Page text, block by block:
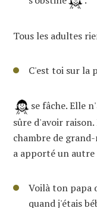
Tous les adultes
C'est toi sur la
se fâche. Elle
sûre d'avoir
chambre de
a apporté un
Voilà ton papa
quand j'étais